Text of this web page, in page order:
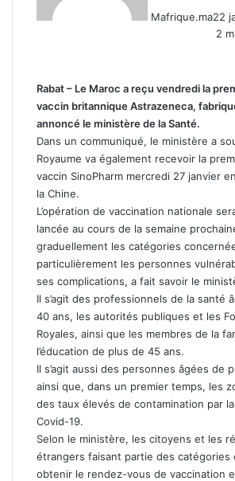
Mafrique.ma22
2
Rabat – Le Maroc a reçu vendredi la
vaccin britannique Astrazeneca,
annoncé le ministère de la Santé.
Dans un communiqué, le ministère a
Royaume va également recevoir la
vaccin SinoPharm mercredi 27 janvier
la Chine.
L’opération de vaccination nationale
lancée au cours de la semaine
graduellement les catégories
particulièrement les personnes
ses complications, a fait savoir le
Il s’agit des professionnels de la santé
40 ans, les autorités publiques et les
Royales, ainsi que les membres de la
l’éducation de plus de 45 ans.
Il s’agit aussi des personnes âgées de
ainsi que, dans un premier temps, les
des taux élevés de contamination par
Covid-19.
Selon le ministère, les citoyens et les
étrangers faisant partie des catégories
obtenir le rendez-vous de vaccination